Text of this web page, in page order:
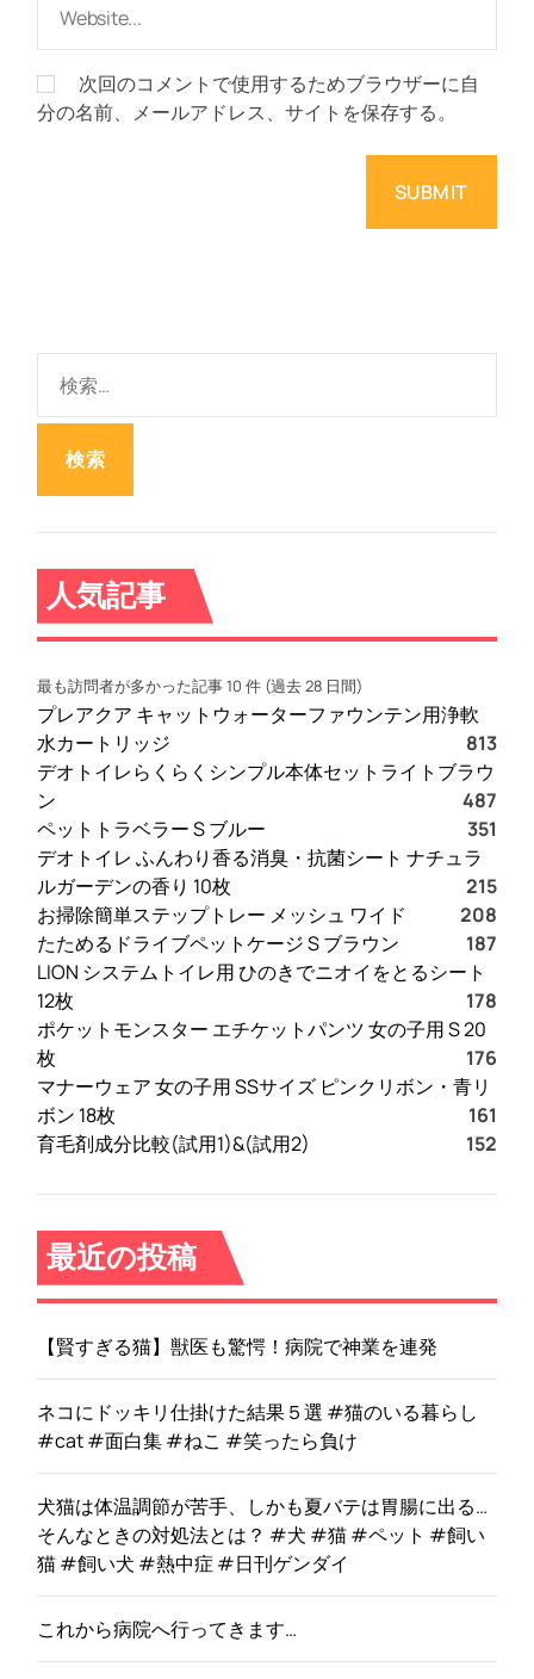
次回のコメントで使用するためブラウザーに自
分の名前、メールアドレス、サイトを保存する。
:
人気記事
最も訪問者が多かった記事 10 件 (過去 28 日間)
プレアクア キャットウォーターファウンテン用浄軟
水カートリッジ
813
デオトイレらくらくシンプル本体セットライトブラウ
ン
487
ペットトラベラー S ブルー
351
デオトイレ ふんわり香る消臭・抗菌シート ナチュラ
ルガーデンの香り 10枚
215
お掃除簡単ステップトレー メッシュ ワイド
208
たためるドライブペットケージ S ブラウン
187
LION システムトイレ用 ひのきでニオイをとるシート
12枚
178
ポケットモンスター エチケットパンツ 女の子用 S 20
枚
176
マナーウェア 女の子用 SSサイズ ピンクリボン・青リ
ボン 18枚
161
育毛剤成分比較(試用1)&(試用2)
152
最近の投稿
【賢すぎる猫】獣医も驚愕！病院で神業を連発
ネコにドッキリ仕掛けた結果５選 #猫のいる暮らし
#cat #面白集 #ねこ #笑ったら負け
犬猫は体温調節が苦手、しかも夏バテは胃腸に出る…
そんなときの対処法とは？ #犬 #猫 #ペット #飼い
猫 #飼い犬 #熱中症 #日刊ゲンダイ
これから病院へ行ってきます…